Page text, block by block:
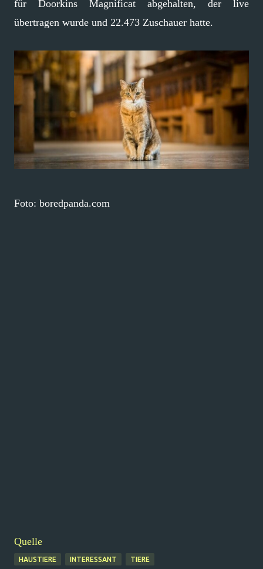
für Doorkins Magnificat abgehalten, der live
übertragen wurde und 22.473 Zuschauer hatte.
Foto: boredpanda.com
Quelle
HAUSTIERE INTERESSANT TIERE